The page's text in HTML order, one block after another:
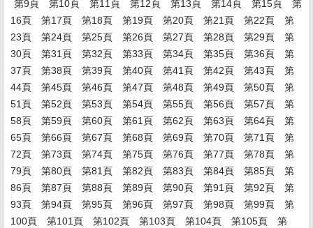
第9頁
第10頁 第11頁 第12頁 第13頁 第14頁 第15頁
第
16頁
第17頁 第18頁 第19頁 第20頁 第21頁 第22頁
第
23頁
第24頁 第25頁 第26頁 第27頁 第28頁 第29頁
第
30頁
第31頁 第32頁 第33頁 第34頁 第35頁 第36頁
第
37頁
第38頁 第39頁 第40頁 第41頁 第42頁 第43頁
第
44頁
第45頁 第46頁 第47頁 第48頁 第49頁 第50頁
第
51頁
第52頁 第53頁 第54頁 第55頁 第56頁 第57頁
第
58頁
第59頁 第60頁 第61頁 第62頁 第63頁 第64頁
第
65頁
第66頁 第67頁 第68頁 第69頁 第70頁 第71頁
第
72頁
第73頁 第74頁 第75頁 第76頁 第77頁 第78頁
第
79頁
第80頁 第81頁 第82頁 第83頁 第84頁 第85頁
第
86頁
第87頁 第88頁 第89頁 第90頁 第91頁 第92頁
第
93頁
第94頁 第95頁 第96頁 第97頁 第98頁 第99頁
第
100頁
第101頁 第102頁 第103頁 第104頁 第105頁
第